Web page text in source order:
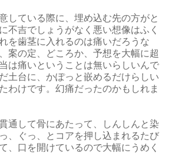
している際に、埋め込む先の方がと
不吉でしょうがなく悪い想像はふく
を歯茎に入れるのは痛いだろうな
案の定、どころか、予想を大幅に超
は痛いということは無いらしいんで
土台に、かぽっと嵌めるだけらしい
わけです。幻痛だったのかもしれま
通して骨にあたって、しんしんと染
、ぐっ、とコアを押し込まれるたび
、口を開けているので大幅にうめく